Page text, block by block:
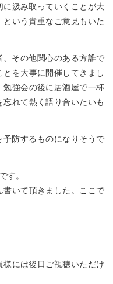
に汲み取っていくことが大
という貴重なご意見もいた
その他関心のある方誰で
を大事に開催してきまし
勉強会の後に居酒屋で一杯
れて熱く語り合いたいも
予防するものになりそうで
す。
書いて頂きました。ここで
には後日ご視聴いただけ